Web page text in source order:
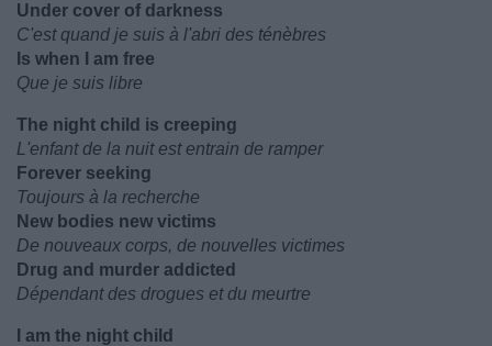
Under cover of darkness
C'est quand je suis à l'abri des ténèbres
Is when I am free
Que je suis libre
The night child is creeping
L'enfant de la nuit est entrain de ramper
Forever seeking
Toujours à la recherche
New bodies new victims
De nouveaux corps, de nouvelles victimes
Drug and murder addicted
Dépendant des drogues et du meurtre
I am the night child